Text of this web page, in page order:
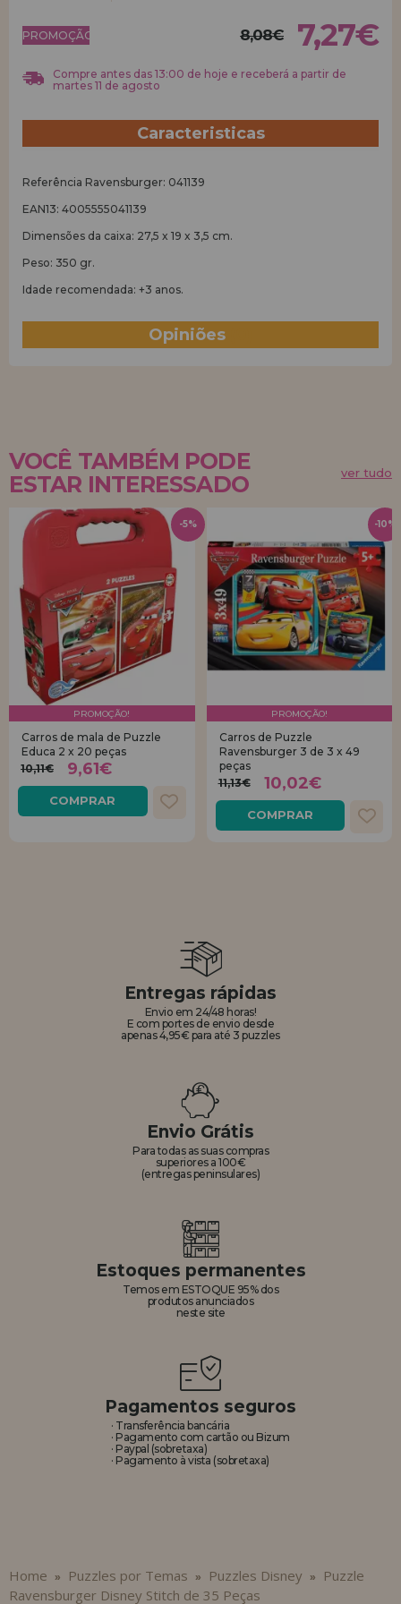
REGISTRO DE REVENDEDOR
PROMOÇÃO! 8,08€ 7,27€
Compre antes das 13:00 de hoje e receberá a partir de
martes 11 de agosto
Caracteristicas
Referência Ravensburger: 041139
EAN13: 4005555041139
Dimensões da caixa: 27,5 x 19 x 3,5 cm.
Peso: 350 gr.
Idade recomendada: +3 anos.
Opiniões
VOCÊ TAMBÉM PODE
ESTAR INTERESSADO
ver tudo
PROMOÇÃO!
Carros de mala de Puzzle
Educa 2 x 20 peças
10,11€
9,61€
COMPRAR
-5%
PROMOÇÃO!
Carros de Puzzle
Ravensburger 3 de 3 x 49
peças
11,13€
10,02€
COMPRAR
-10%
Entregas rápidas
Envio em 24/48 horas!
E com portes de envio desde
apenas 4,95€ para até 3 puzzles
Envio Grátis
Para todas as suas compras
superiores a 100€
(entregas peninsulares)
Estoques permanentes
Temos em ESTOQUE 95% dos
produtos anunciados
neste site
Pagamentos seguros
· Transferência bancária
· Pagamento com cartão ou Bizum
· Paypal (sobretaxa)
· Pagamento à vista (sobretaxa)
Home » Puzzles por Temas » Puzzles Disney »
Puzzle
Ravensburger Disney Stitch de 35 Peças